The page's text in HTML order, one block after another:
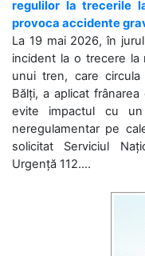
regulilor la trecerile
provoca accidente
La 19 mai 2026, în
incident la o trecere la
unui tren, care
Bălți, a aplicat
evite impactul cu
neregulamentar pe
solicitat Serviciul
Urgență 112....